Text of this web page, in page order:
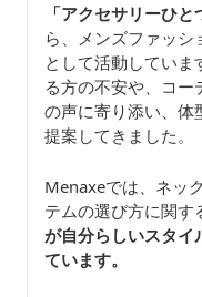
「アクセサリーひと
ら、メンズファッ
として活動してい
る方の不安や、コ
の声に寄り添い、体
提案してきました。
Menaxeでは、ネッ
テムの選び方に関す
が自分らしいスタイ
ています。